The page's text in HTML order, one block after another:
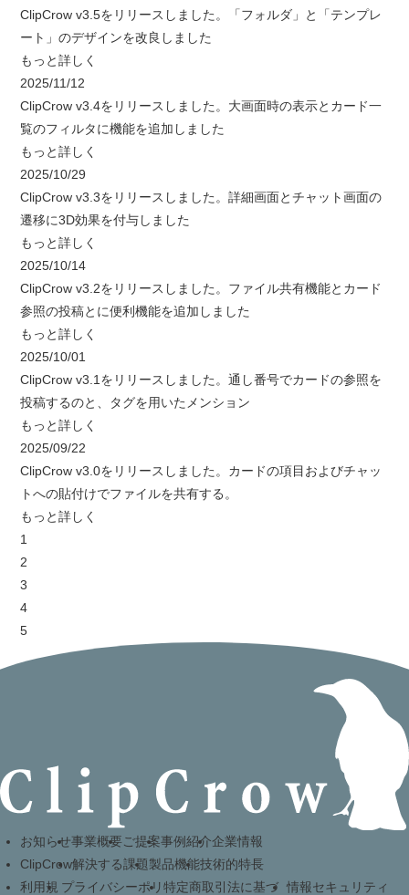
ClipCrow v3.5をリリースしました。「フォルダ」と「テンプレ
ート」のデザインを改良しました
もっと詳しく
2025/11/12
ClipCrow v3.4をリリースしました。大画面時の表示とカード一
覧のフィルタに機能を追加しました
もっと詳しく
2025/10/29
ClipCrow v3.3をリリースしました。詳細画面とチャット画面の
遷移に3D効果を付与しました
もっと詳しく
2025/10/14
ClipCrow v3.2をリリースしました。ファイル共有機能とカード
参照の投稿とに便利機能を追加しました
もっと詳しく
2025/10/01
ClipCrow v3.1をリリースしました。通し番号でカードの参照を
投稿するのと、タグを用いたメンション
もっと詳しく
2025/09/22
ClipCrow v3.0をリリースしました。カードの項目およびチャッ
トへの貼付けでファイルを共有する。
もっと詳しく
1
2
3
4
5
お知らせ事業概要ご提案事例紹介企業情報
ClipCrow解決する課題製品機能技術的特長
利用規 プライバシーポリ特定商取引法に基づ 情報セキュリティ